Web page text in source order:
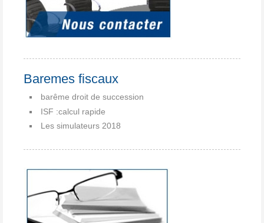
Baremes fiscaux
barême droit de succession
ISF :calcul rapide
Les simulateurs 2018